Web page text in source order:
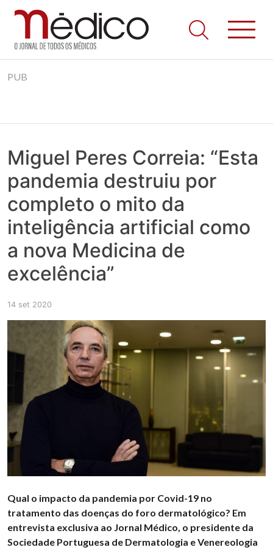
to
Jornal Médico
Médico – O Jornal de Todos os Médicos. Onde as notícias
realmente contam! Tudo o que se passa na Saúde!
PUB
Miguel Peres Correia: “Esta
pandemia destruiu por
completo o mito da
inteligência artificial como
a nova Medicina de
excelência”
14 set 2020
Qual o impacto da pandemia por Covid-19 no
tratamento das doenças do foro dermatológico? Em
entrevista exclusiva ao Jornal Médico, o presidente da
Sociedade Portuguesa de Dermatologia e Venereologia